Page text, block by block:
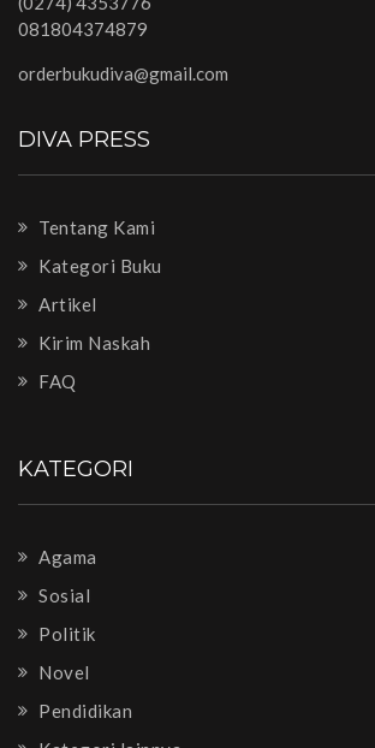
081804374879
orderbukudiva@gmail.com
DIVA PRESS
Tentang Kami
Kategori Buku
Artikel
Kirim Naskah
FAQ
KATEGORI
Agama
Sosial
Politik
Novel
Pendidikan